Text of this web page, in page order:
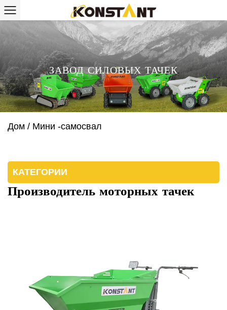
ЗАВОД СИЛОВЫХ ТАЧЕК
Дом / Мини -самосвал
КАТЕГОРИИ
Производитель моторных тачек